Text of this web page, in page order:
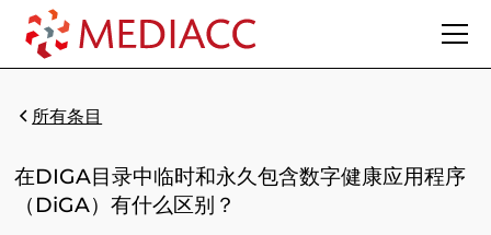
所有条目
在DIGA目录中临时和永久包含数字健康应用程序
（DiGA）有什么区别？